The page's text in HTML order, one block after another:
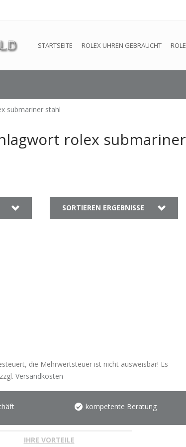
STARTSEITE ROLEX UHREN GEBRAUCHT
submariner stahl
rolex
SORTIEREN ERGEBNISSE
die Mehrwertsteuer ist nicht ausweisbar! Es
Versandkosten
kompetente Beratung
IHRE VORTEILE
Dieser Shop befindet sich im Aufbau.